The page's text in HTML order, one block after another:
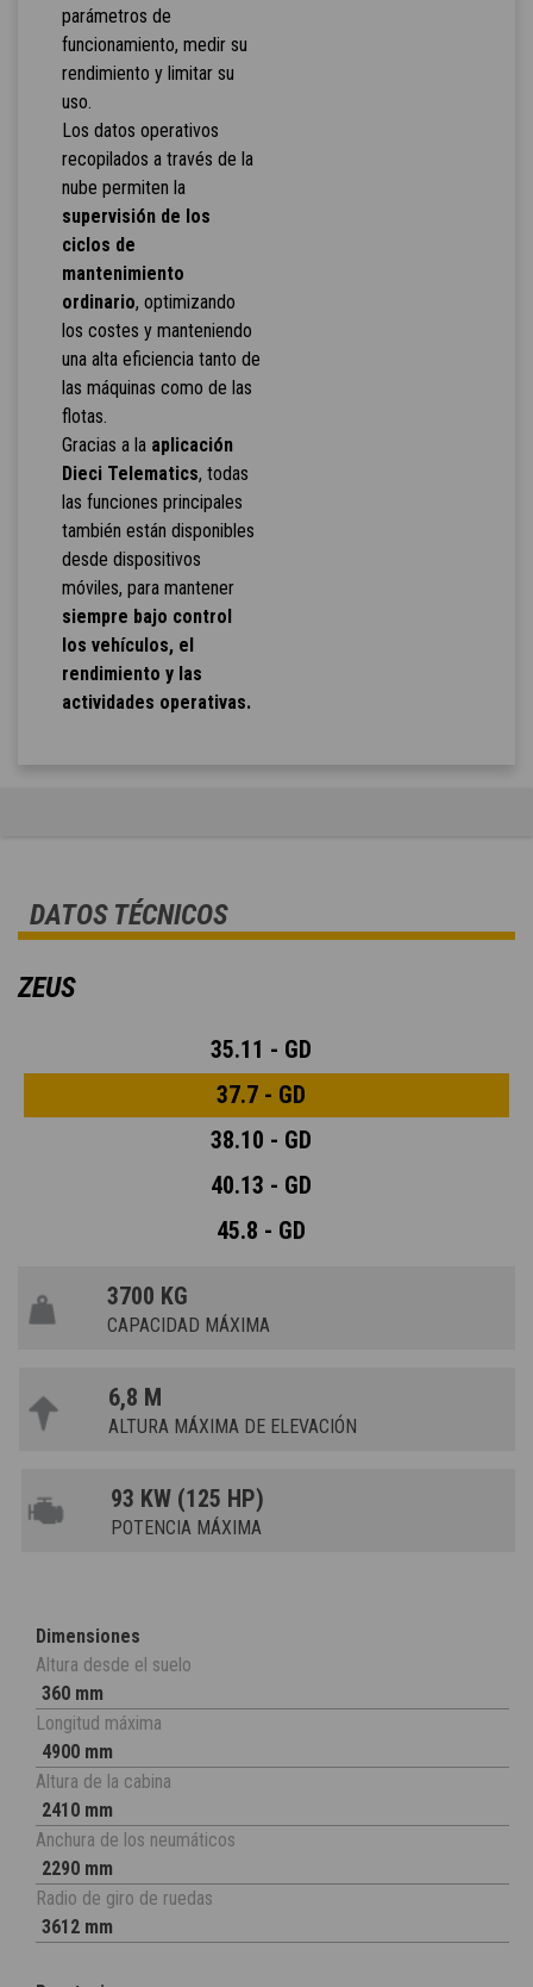
parámetros de
funcionamiento, medir su
rendimiento y limitar su
uso.
Los datos operativos
recopilados a través de la
nube permiten la
supervisión de los
ciclos de
mantenimiento
ordinario, optimizando
los costes y manteniendo
una alta eficiencia tanto de
las máquinas como de las
flotas.
Gracias a la aplicación
Dieci Telematics, todas
las funciones principales
también están disponibles
desde dispositivos
móviles, para mantener
siempre bajo control
los vehículos, el
rendimiento y las
actividades operativas.
DATOS TÉCNICOS
ZEUS
35.11 - GD
37.7 - GD
38.10 - GD
40.13 - GD
45.8 - GD
3700 KG
CAPACIDAD MÁXIMA
6,8 M
ALTURA MÁXIMA DE ELEVACIÓN
93 KW (125 HP)
POTENCIA MÁXIMA
Dimensiones
Altura desde el suelo
360 mm
Longitud máxima
4900 mm
Altura de la cabina
2410 mm
Anchura de los neumáticos
2290 mm
Radio de giro de ruedas
3612 mm